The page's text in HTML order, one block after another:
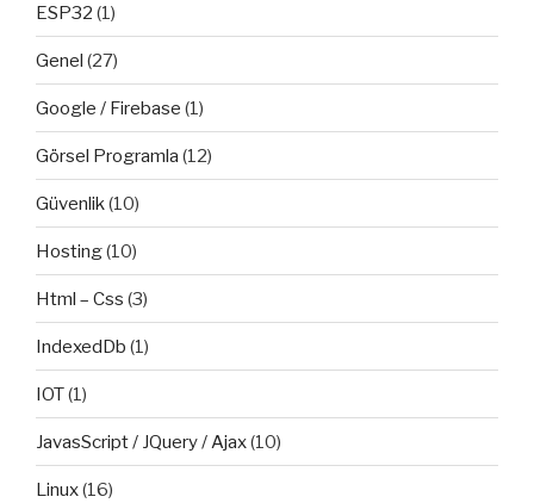
ESP32 (1)
Genel (27)
Google / Firebase (1)
Görsel Programla (12)
Güvenlik(10)
Hosting(10)
Html – Css (3)
IndexedDb (1)
IOT(1)
JavasScript / JQuery / Ajax(10)
Linux(16)